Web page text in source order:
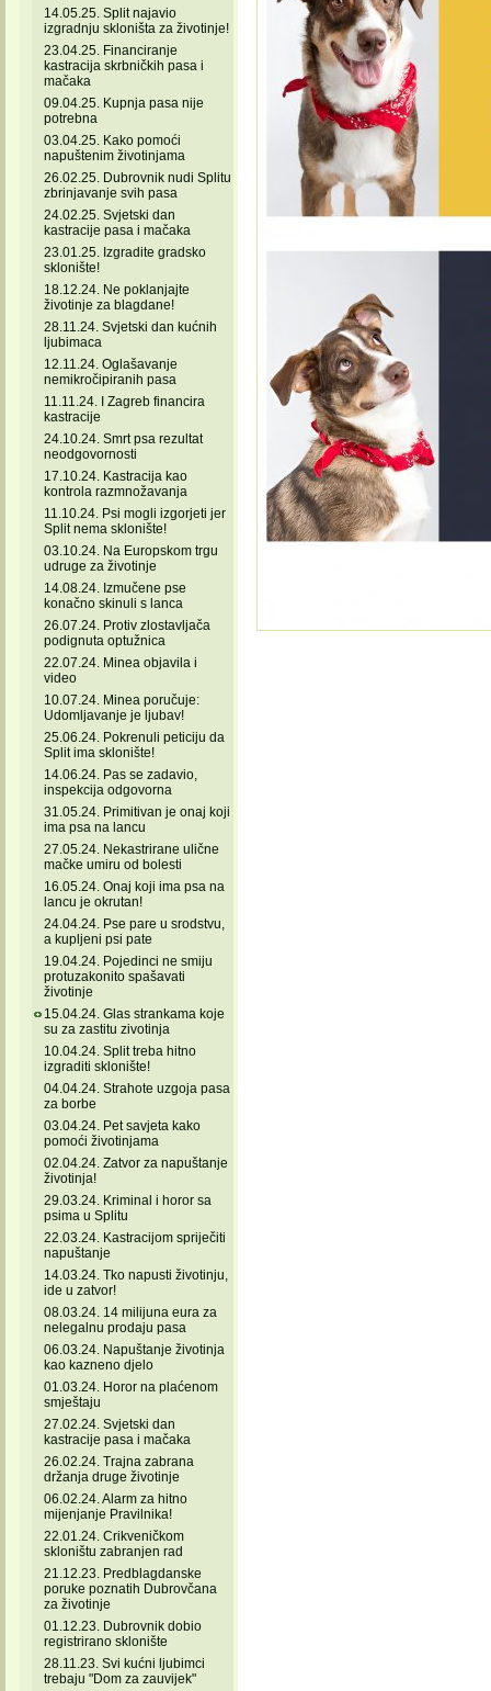
14.05.25. Split najavio
izgradnju skloništa za životinje!
23.04.25. Financiranje
kastracija skrbničkih pasa i
mačaka
09.04.25. Kupnja pasa nije
potrebna
03.04.25. Kako pomoći
napuštenim životinjama
26.02.25. Dubrovnik nudi Splitu
zbrinjavanje svih pasa
24.02.25. Svjetski dan
kastracije pasa i mačaka
23.01.25. Izgradite gradsko
sklonište!
18.12.24. Ne poklanjajte
životinje za blagdane!
28.11.24. Svjetski dan kućnih
ljubimaca
12.11.24. Oglašavanje
nemikročipiranih pasa
11.11.24. I Zagreb financira
kastracije
24.10.24. Smrt psa rezultat
neodgovornosti
17.10.24. Kastracija kao
kontrola razmnožavanja
11.10.24. Psi mogli izgorjeti jer
Split nema sklonište!
03.10.24. Na Europskom trgu
udruge za životinje
14.08.24. Izmučene pse
konačno skinuli s lanca
26.07.24. Protiv zlostavljača
podignuta optužnica
22.07.24. Minea objavila i
video
10.07.24. Minea poručuje:
Udomljavanje je ljubav!
25.06.24. Pokrenuli peticiju da
Split ima sklonište!
14.06.24. Pas se zadavio,
inspekcija odgovorna
31.05.24. Primitivan je onaj koji
ima psa na lancu
27.05.24. Nekastrirane ulične
mačke umiru od bolesti
16.05.24. Onaj koji ima psa na
lancu je okrutan!
24.04.24. Pse pare u srodstvu,
a kupljeni psi pate
19.04.24. Pojedinci ne smiju
protuzakonito spašavati
životinje
15.04.24. Glas strankama koje
su za zastitu zivotinja
10.04.24. Split treba hitno
izgraditi sklonište!
04.04.24. Strahote uzgoja pasa
za borbe
03.04.24. Pet savjeta kako
pomoći životinjama
02.04.24. Zatvor za napuštanje
životinja!
29.03.24. Kriminal i horor sa
psima u Splitu
22.03.24. Kastracijom spriječiti
napuštanje
14.03.24. Tko napusti životinju,
ide u zatvor!
08.03.24. 14 milijuna eura za
nelegalnu prodaju pasa
06.03.24. Napuštanje životinja
kao kazneno djelo
01.03.24. Horor na plaćenom
smještaju
27.02.24. Svjetski dan
kastracije pasa i mačaka
26.02.24. Trajna zabrana
držanja druge životinje
06.02.24. Alarm za hitno
mijenjanje Pravilnika!
22.01.24. Crikveničkom
skloništu zabranjen rad
21.12.23. Predblagdanske
poruke poznatih Dubrovčana
za životinje
01.12.23. Dubrovnik dobio
registrirano sklonište
28.11.23. Svi kućni ljubimci
trebaju "Dom za zauvijek"